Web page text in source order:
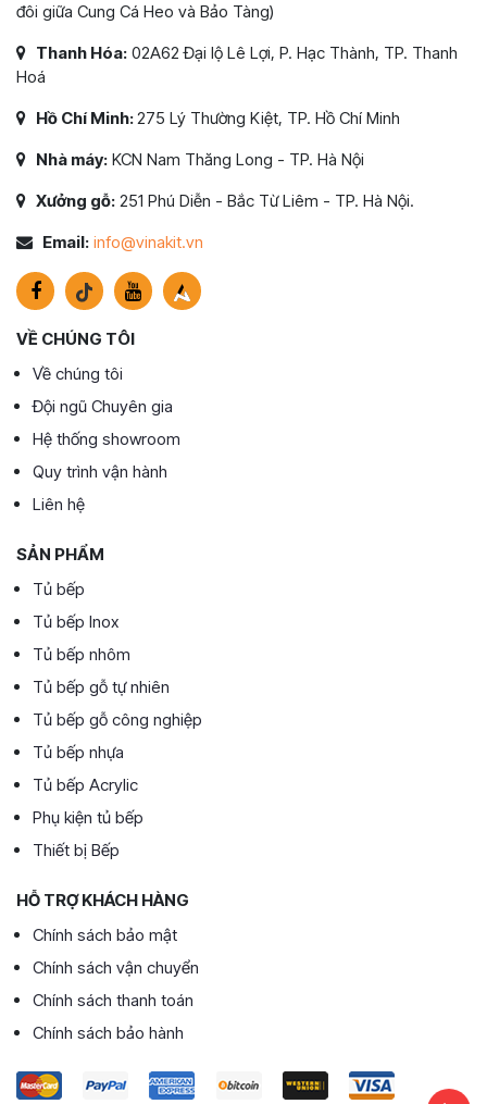
đôi giữa Cung Cá Heo và Bảo Tàng)
Thanh Hóa: 02A62 Đại lộ Lê Lợi, P. Hạc Thành, TP. Thanh
Hoá
Hồ Chí Minh:275 Lý Thường Kiệt, TP. Hồ Chí Minh
Nhà máy: KCN Nam Thăng Long - TP. Hà Nội
Xưởng gỗ: 251 Phú Diễn - Bắc Từ Liêm - TP. Hà Nội.
Email: info@vinakit.vn
VỀ CHÚNG TÔI
Về chúng tôi
Đội ngũ Chuyên gia
Hệ thống showroom
Quy trình vận hành
Liên hệ
SẢN PHẨM
Tủ bếp
Tủ bếp Inox
Tủ bếp nhôm
Tủ bếp gỗ tự nhiên
Tủ bếp gỗ công nghiệp
Tủ bếp nhựa
Tủ bếp Acrylic
Phụ kiện tủ bếp
Thiết bị Bếp
HỖ TRỢ KHÁCH HÀNG
Chính sách bảo mật
Chính sách vận chuyển
Chính sách thanh toán
Chính sách bảo hành